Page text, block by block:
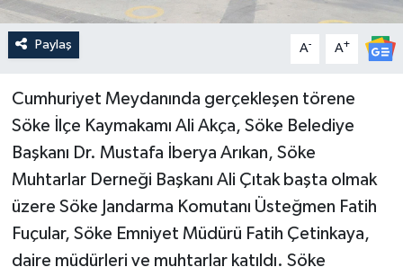
Paylaş A- A+
Cumhuriyet Meydanında gerçekleşen törene
Söke İlçe Kaymakamı Ali Akça, Söke Belediye
Başkanı Dr. Mustafa İberya Arıkan, Söke
Muhtarlar Derneği Başkanı Ali Çıtak başta olmak
üzere Söke Jandarma Komutanı Üsteğmen Fatih
Fuçular, Söke Emniyet Müdürü Fatih Çetinkaya,
daire müdürleri ve muhtarlar katıldı. Söke
Sağlık & Yaşam
Spor